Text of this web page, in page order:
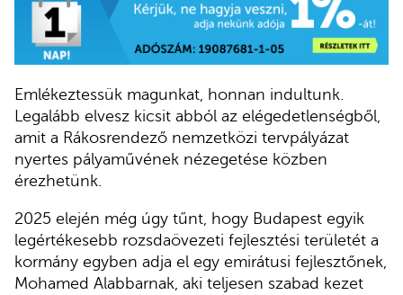
Emlékeztessük magunkat, honnan indultunk.
Legalább elvesz kicsit abból az elégedetlenségből,
amit a Rákosrendező nemzetközi tervpályázat
nyertes pályaművének nézegetése közben
érezhetünk.
2025 elején még úgy tűnt, hogy Budapest egyik
legértékesebb rozsdaövezeti fejlesztési területét a
kormány egyben adja el egy emirátusi fejlesztőnek,
Mohamed Alabbarnak, aki teljesen szabad kezet